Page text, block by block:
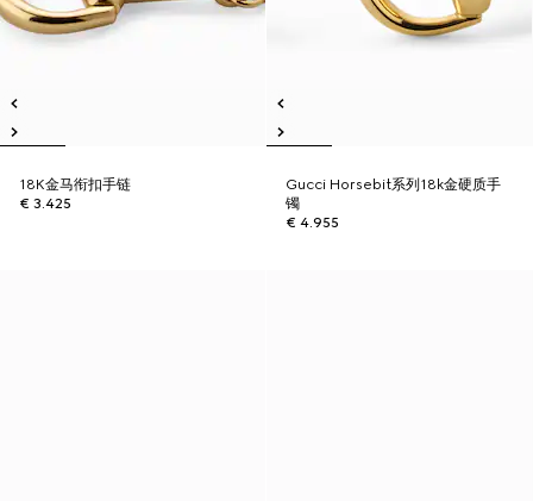
18K金马衔扣手链
€ 3.425
Gucci Horsebit系列18k金硬质手
镯
€ 4.955